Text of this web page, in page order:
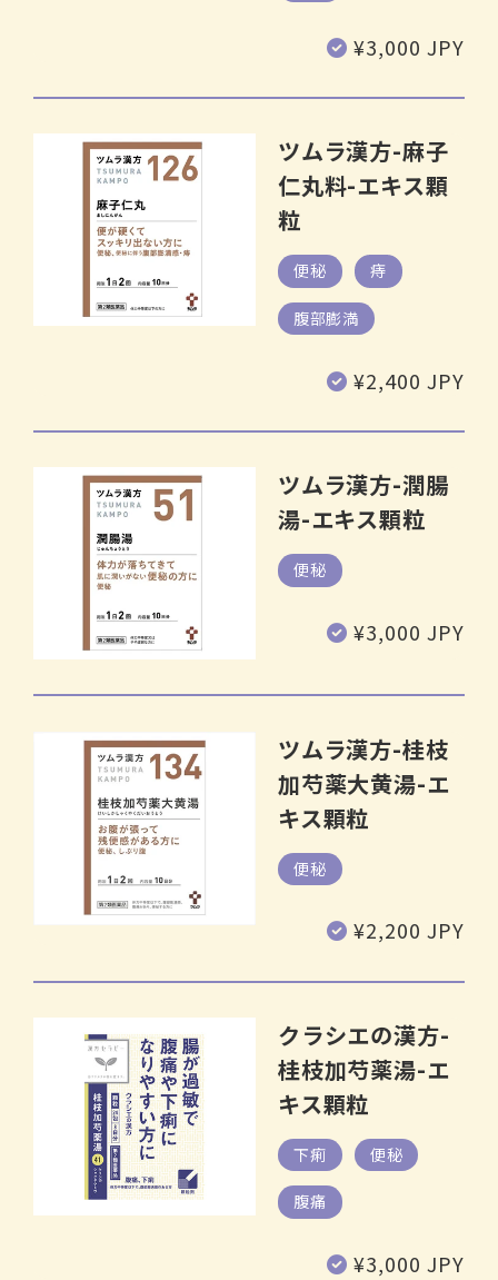
通
価
¥3,000 JPY
ツムラ漢方-麻子
仁丸料-エキス顆
粒
便秘 痔
腹部膨満
通
価
¥2,400 JPY
ツムラ漢方-潤腸
湯-エキス顆粒
便秘
通 ¥3,000 JPY
ツムラ漢方-桂枝
加芍薬大黄湯-エ
キス顆粒
便秘
通
価
¥2,200 JPY
クラシエの漢方-
桂枝加芍薬湯-エ
キス顆粒
下痢 便秘
腹痛
通 ¥3,000 JPY